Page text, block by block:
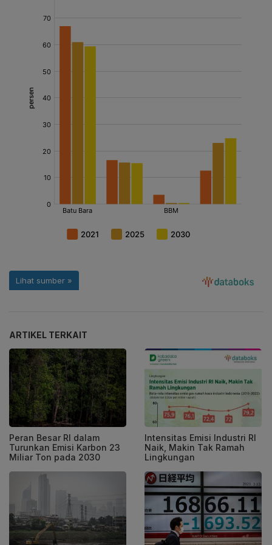
ARTIKEL TERKAIT
Peran Besar RI dalam
Turunkan Emisi Karbon 23
Miliar Ton pada 2030
Intensitas Emisi Industri RI
Naik, Makin Tak Ramah
Lingkungan